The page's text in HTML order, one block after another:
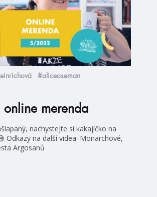
#aliceoseman
online merenda
nachystejte si kakajíčko na
Odkazy na další videa: Monarchové,
Argosanů